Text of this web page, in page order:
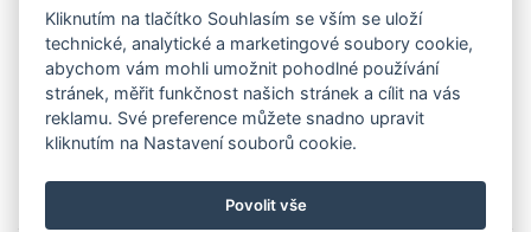
Bydlení
Dárkový poukaz na míru
Mystery box
Kolekce
NOVÁ rozkvetlá KOLEKCE 🌸🌼
Kliknutím na tlačítko Souhlasím se vším se uloží
technické, analytické a marketingové soubory cookie,
abychom vám mohli umožnit pohodlné používání
stránek, měřit funkčnost našich stránek a cílit na vás
reklamu. Své preference můžete snadno upravit
kliknutím na Nastavení souborů cookie.
Povolit vše